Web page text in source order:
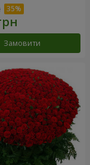
Замовити